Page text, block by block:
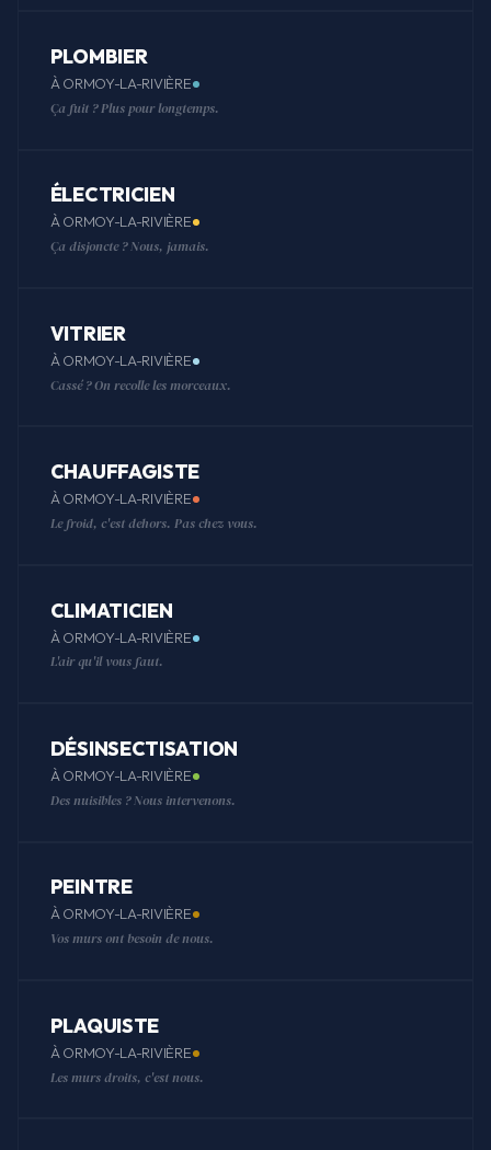
PLOMBIER
À ORMOY-LA-RIVIÈRE
Ça fuit ? Plus pour longtemps.
ÉLECTRICIEN
À ORMOY-LA-RIVIÈRE
Ça disjoncte ? Nous, jamais.
VITRIER
À ORMOY-LA-RIVIÈRE
Cassé ? On recolle les morceaux.
CHAUFFAGISTE
À ORMOY-LA-RIVIÈRE
Le froid, c'est dehors. Pas chez vous.
CLIMATICIEN
À ORMOY-LA-RIVIÈRE
L'air qu'il vous faut.
DÉSINSECTISATION
À ORMOY-LA-RIVIÈRE
Des nuisibles ? Nous intervenons.
PEINTRE
À ORMOY-LA-RIVIÈRE
Vos murs ont besoin de nous.
PLAQUISTE
À ORMOY-LA-RIVIÈRE
Les murs droits, c'est nous.